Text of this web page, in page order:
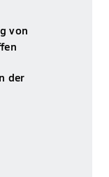
von
der